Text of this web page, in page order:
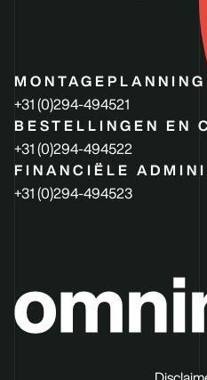
MONTAGEPLANNING
+31 (0)294-494521
BESTELLINGEN EN
+31 (0)294-494522
FINANCIËLE
+31 (0)294-494523